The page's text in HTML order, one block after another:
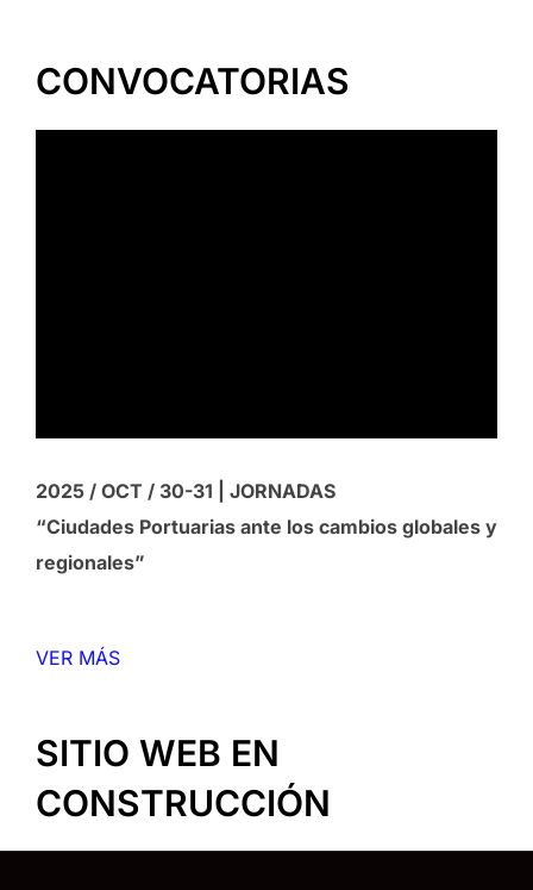
CONVOCATORIAS
2025 / OCT / 30-31 | JORNADAS
“Ciudades Portuarias ante los cambios globales y
regionales”
VER MÁS
SITIO WEB EN
CONSTRUCCIÓN